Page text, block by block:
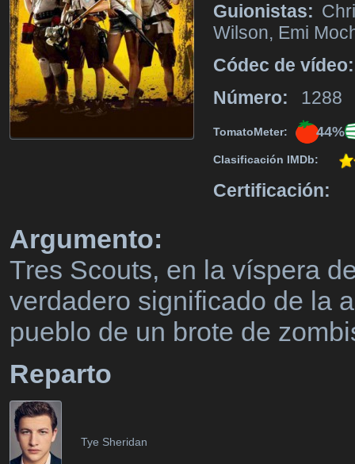
Guionistas:
Wilson, Emi
Códec de vídeo:
Número:
1288
TomatoMeter: 44%
Clasificación IMDb:
Certificación:
Argumento:
Tres Scouts, en la víspera
verdadero significado de la
pueblo de un brote de
Reparto
Tye Sheridan